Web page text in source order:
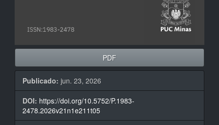
PDF
Publicado: jun. 23, 2026
DOI: https://doi.org/10.5752/P.1983-
2478.2026v21n1e211t05